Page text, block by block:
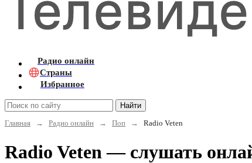
Радио онлайн
Страны
Избранное
Найти
Главная
→ Радио онлайн → Поп → Radio Veten
Radio Veten — слушать